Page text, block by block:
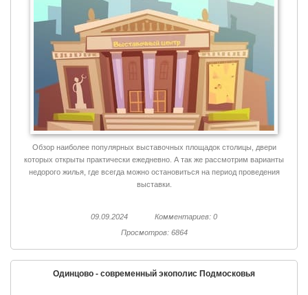
Обзор наиболее популярных выставочных площадок столицы, двери
которых открыты практически ежедневно. А так же рассмотрим варианты
недорого жилья, где всегда можно остановиться на период проведения
выставки.
09.09.2024
Комментариев: 0
Просмотров: 6864
Одинцово - современный экополис Подмосковья